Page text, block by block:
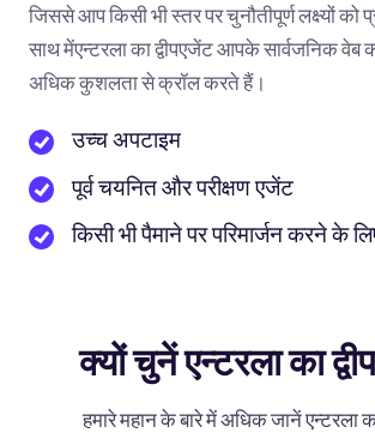
जिससे आप किसी भी स्तर पर चुनौतीपूर्ण लक्ष्यों को
साथ मेंएन्टरला का द्वीपएजेंट आपके सार्वजनिक
अधिक कुशलता से क्रॉल करते हैं।
उच्च अपटाइम
पूर्व चयनित और परीक्षण एजेंट
किसी भी पैमाने पर परिमार्जन करने के
क्यों चुनें एन्टरला का
हमारे महान के बारे में अधिक जानें एन्टरला